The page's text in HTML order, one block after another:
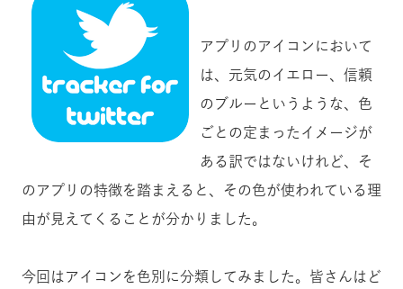
アプリのアイコンにおいて
は、元気のイエロー、信頼
のブルーというような、色
ごとの定まったイメージが
ある訳ではないけれど、そ
のアプリの特徴を踏まえると、その色が使われている理
由が見えてくることが分かりました。
今回はアイコンを色別に分類してみました。皆さんはど